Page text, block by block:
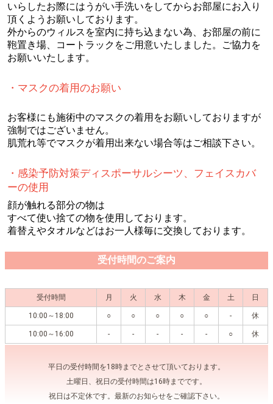
いらしたお際にはうがい手洗いをしてからお部屋にお入り
頂くようお願いしております。
外からのウィルスを室内に持ち込まない為、お部屋の前に
鞄置き場、コートラックをご用意いたしました。ご協力を
お願いいたします。
・マスクの着用のお願い
お客様にも施術中のマスクの着用をお願いしておりますが
強制ではございません。
肌荒れ等でマスクが着用出来ない場合等はご相談下さい。
・感染予防対策ディスポーサルシーツ、フェイスカバ
ーの使用
顔が触れる部分の物は
すべて使い捨ての物を使用しております。
着替えやタオルなどはお一人様毎に交換しております。
受付時間のご案内
受付時間 月 火 水 木 金 土 日
10:00～18:00 ○ ○ ○ ○ ○ - 休
10:00～16:00 - - - - - ○ 休
平日の受付時間を18時までとさせて頂いております。
土曜日、祝日の受付時間は16時までです。
祝日は不定休です。最新のお知らせをご確認下さい。